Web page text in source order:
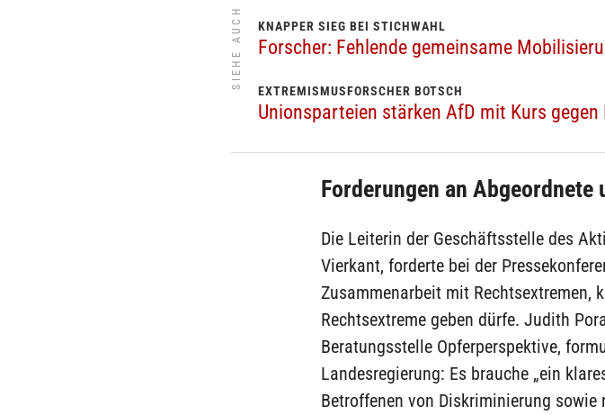
SIEHE AUCH KNAPPER SIEG BEI STICHWAHL
Forscher: Fehlende gemeinsame
EXTREMISMUSFORSCHER BOTSCH
Unionsparteien stärken AfD mit Kurs
Forderungen an Abgeordnete
Die Leiterin der Geschäftsstelle des
Vierkant, forderte bei der
Zusammenarbeit mit Rechtsextremen,
Rechtsextreme geben dürfe. Judith
Beratungsstelle Opferperspektive,
Landesregierung: Es brauche „ein
Betroffenen von Diskriminierung sowie